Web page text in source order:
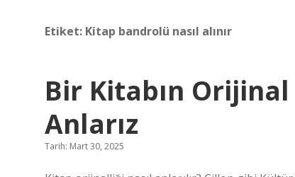
Etiket: Kitap bandrolü nasıl alınır
Bir Kitabın
Anlarız
Tarih: Mart 30, 2025